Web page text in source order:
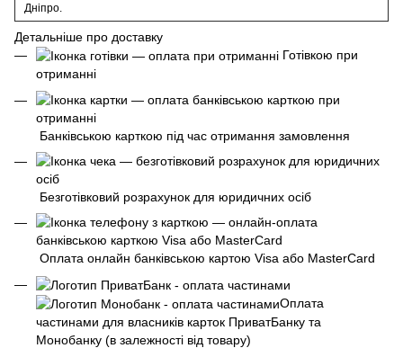
Дніпро.
Детальніше про доставку
Готівкою при
отриманні
Банківською карткою під час отримання замовлення
Безготівковий розрахунок для юридичних осіб
Оплата онлайн банківською картою Visa або MasterCard
Оплата
частинами для власників карток ПриватБанку та
Монобанку (в залежності від товару)